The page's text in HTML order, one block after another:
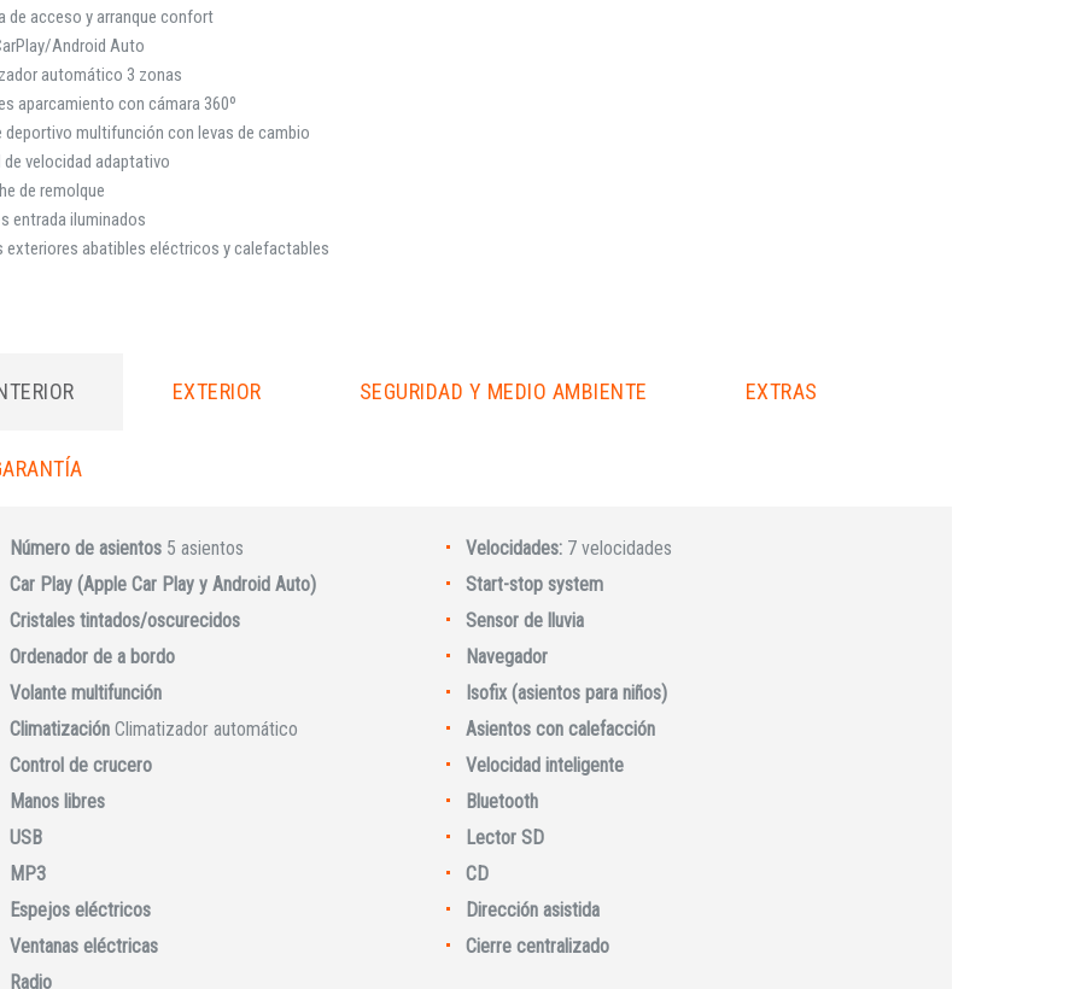
Iniciar sesión
de acceso y arranque confort
Android Auto
automático 3 zonas
aparcamiento con cámara 360º
deportivo multifunción con levas de cambio
velocidad adaptativo
de remolque
entrada iluminados
exteriores abatibles eléctricos y calefactables
EXTERIOR SEGURIDAD Y MEDIO AMBIENTE EXTRAS
Número de asientos 5 asientos Velocidades: 7 velocidades
Car Play (Apple Car Play y Android Auto)
Start-stop system
Cristales tintados/oscurecidos
Sensor de lluvia
Ordenador de a bordo
Navegador
Volante multifunción
Isofix (asientos para niños)
Climatización Climatizador automático
Asientos con calefacción
Control de crucero
Velocidad inteligente
Manos libres
Bluetooth
USB
Lector SD
MP3
CD
Espejos eléctricos
Dirección asistida
Ventanas eléctricas
Cierre centralizado
Radio